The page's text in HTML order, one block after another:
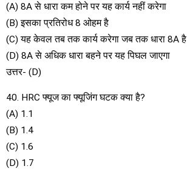
(A) 8A से धारा कम होने पर यह कार्य नहीं करेगा
(B) इसका प्रतिरोध 8 ओहम है
(C) यह केवल तब तक कार्य करेगा जब तक धारा 8A है
(D) 8A से अधिक धारा बहने पर यह पिघल जाएगा
उत्तर- (D)
40. HRC फ्यूज का फ्यूजिंग घटक क्या है?
(A) 1.1
(B) 1.4
(C) 1.6
(D) 1.7